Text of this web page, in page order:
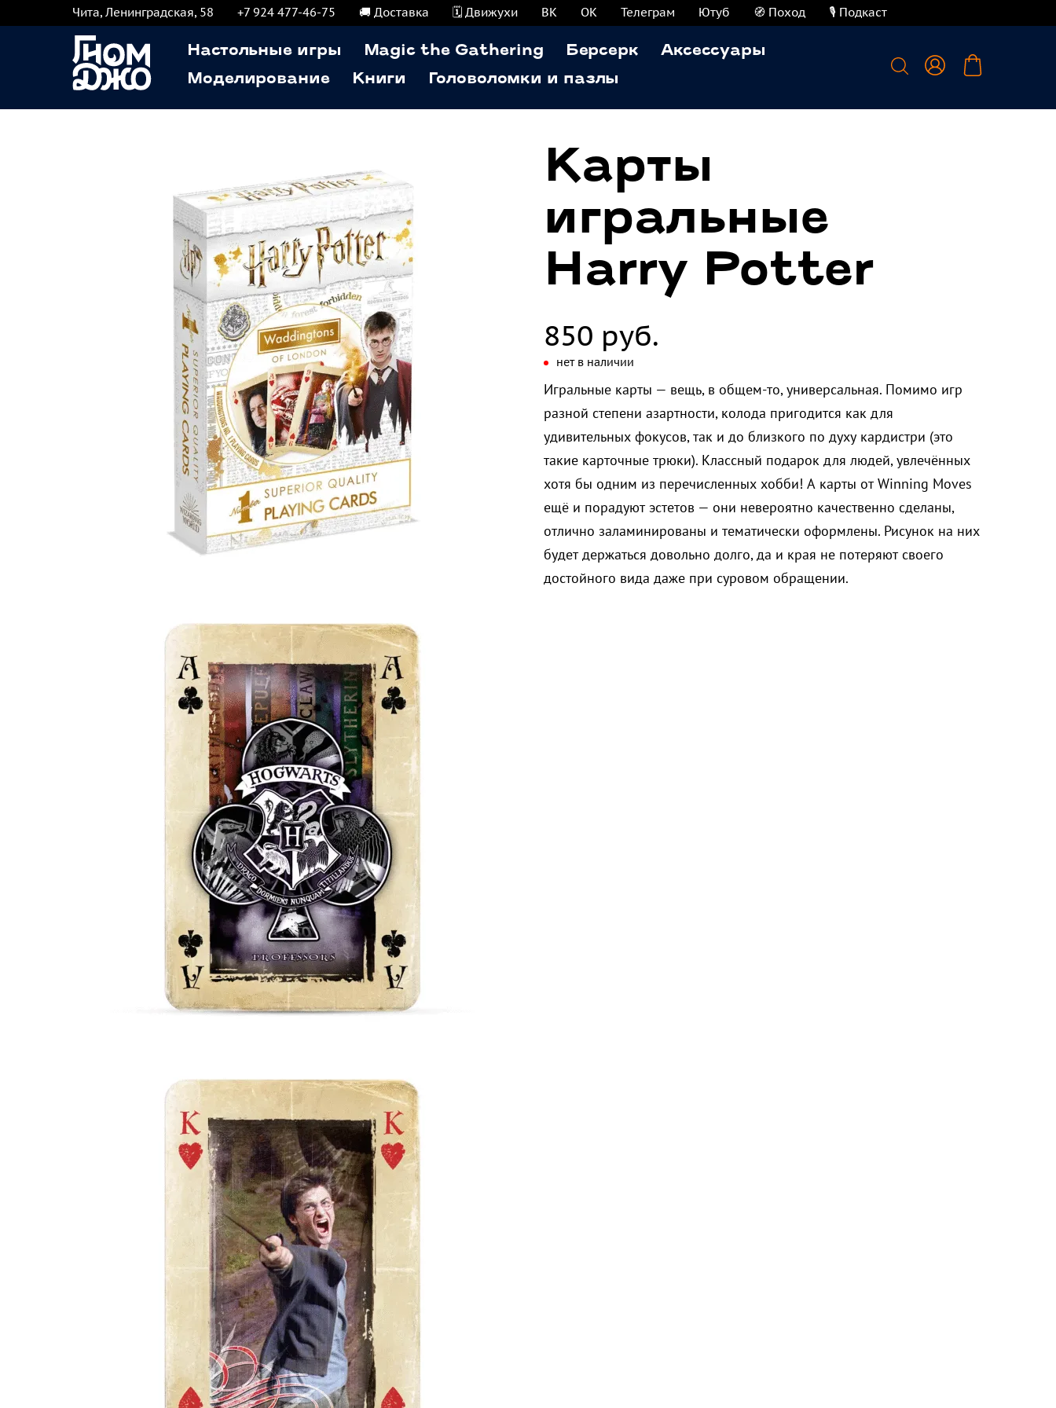
Чита, Ленинградская, 58 +7 924 477-46-75 🚚 Доставка 🗓️ Движухи ВК ОК Телеграм Ютуб 🧭 Поход 🎙️ Подкаст
Настольные игры Magic the Gathering Берсерк
Аксессуары
Моделирование
Книги Головоломки и пазлы
Карты
игральные
Harry Potter
850 руб.
нет в наличии
Игральные карты — вещь, в общем-то, универсальная. Помимо игр
разной степени азартности, колода пригодится как для
удивительных фокусов, так и до близкого по духу кардистри (это
такие карточные трюки). Классный подарок для людей, увлечённых
хотя бы одним из перечисленных хобби! А карты от Winning Moves
ещё и порадуют эстетов — они невероятно качественно сделаны,
отлично заламинированы и тематически оформлены. Рисунок на них
будет держаться довольно долго, да и края не потеряют своего
достойного вида даже при суровом обращении.